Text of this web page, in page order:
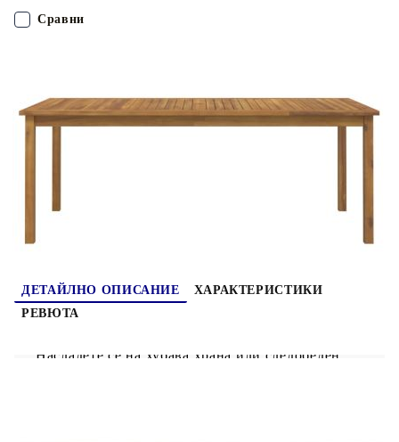
маса предлага място за поставяне на закуски, кошници с
плодове, декоративни предмети и други нужди.Удобни места
защитите с водоустойчиво покривало.
Наш представител ще се свърже с Вас в рамките на работния ден!
Сравни
ДЕТАЙЛНО ОПИСАНИЕ
ХАРАКТЕРИСТИКИ
РЕВЮТА
Насладете се на хубава храна или следобеден